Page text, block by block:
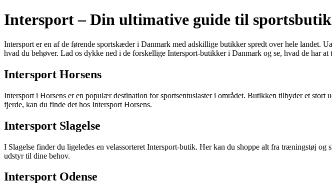
Intersport – Din ultimative guide til
Intersport er en af de førende sportskæder i Danmark med adskillige butikker spredt over hele landet.
hvad du behøver. Lad os dykke ned i de forskellige Intersport-butikker i Danmark og se, hvad de har at
Intersport Horsens
Intersport i Horsens er en populær destination for sportsentusiaster i området. Butikken tilbyder et
fjerde, kan du finde det hos Intersport Horsens.
Intersport Slagelse
I Slagelse finder du ligeledes en velassorteret Intersport-butik. Her kan du shoppe alt fra træningstøj
udstyr til dine behov.
Intersport Odense